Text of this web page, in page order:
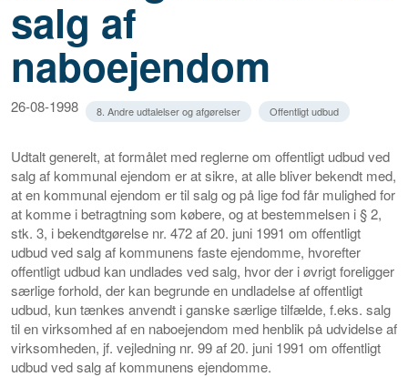
salg af
naboejendom
26-08-1998 8. Andre udtalelser og afgørelser Offentligt udbud
Udtalt generelt, at formålet med reglerne om offentligt udbud ved
salg af kommunal ejendom er at sikre, at alle bliver bekendt med,
at en kommunal ejendom er til salg og på lige fod får mulighed for
at komme i betragtning som købere, og at bestemmelsen i § 2,
stk. 3, i bekendtgørelse nr. 472 af 20. juni 1991 om offentligt
udbud ved salg af kommunens faste ejendomme, hvorefter
offentligt udbud kan undlades ved salg, hvor der i øvrigt foreligger
særlige forhold, der kan begrunde en undladelse af offentligt
udbud, kun tænkes anvendt i ganske særlige tilfælde, f.eks. salg
til en virksomhed af en naboejendom med henblik på udvidelse af
virksomheden, jf. vejledning nr. 99 af 20. juni 1991 om offentligt
udbud ved salg af kommunens ejendomme.